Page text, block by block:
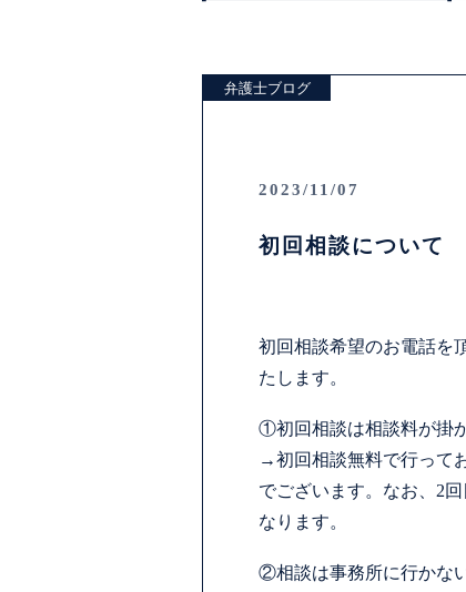
弁護士ブログ
2023/11/07
初回相談について
初回相談希望のお電話を
たします。
①初回相談は相談料が掛
→初回相談無料で行って
でございます。なお、2
なります。
②相談は事務所に行かな